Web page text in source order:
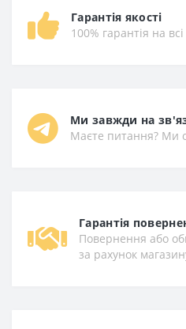
Гарантія якості
100% гарантія на
Ми завжди на
Маєте питання? Ми
Гарантiя
Повернення або
за рахунок